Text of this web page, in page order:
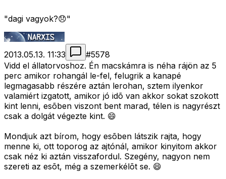
"dagi vagyok?😞"
2013.05.13. 11:33 #5578
Vidd el állatorvoshoz. Én macskámra is néha rájön az 5
perc amikor rohangál le-fel, felugrik a kanapé
legmagasabb részére aztán lerohan, sztem ilyenkor
valamiért izgatott, amikor jó idõ van akkor sokat szokott
kint lenni, esõben viszont bent marad, télen is nagyrészt
csak a dolgát végezte kint. 😄
Mondjuk azt bírom, hogy esõben látszik rajta, hogy
menne ki, ott toporog az ajtónál, amikor kinyitom akkor
csak néz ki aztán visszafordul. Szegény, nagyon nem
szereti az esõt, még a szemerkélõt se. 😄